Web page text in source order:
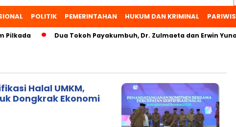
POLITIK PEMERINTAHAN HUKUM DAN KRIMINAL
Dua Tokoh Payakumbuh, Dr. Zulmaeta dan Erwin Yunaz,
Halal UMKM,
Dongkrak Ekonomi